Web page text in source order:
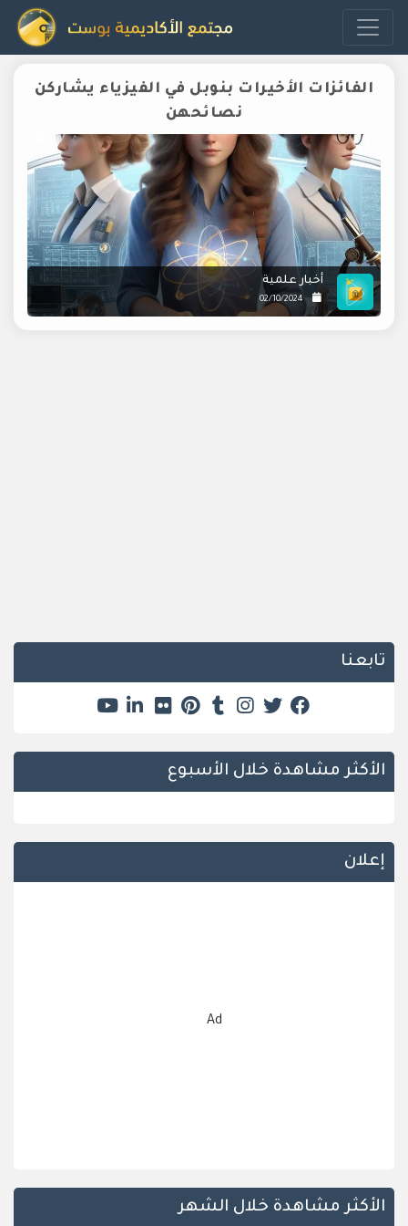
الفائزات الأخيرات بنوبل في الفيزياء يشاركن
نصائحهن
أخبار علمية
02/10/2024
تابعنا
الأكثر مشاهدة خلال الأسبوع
إعلان
Ad
الأكثر مشاهدة خلال الشهر